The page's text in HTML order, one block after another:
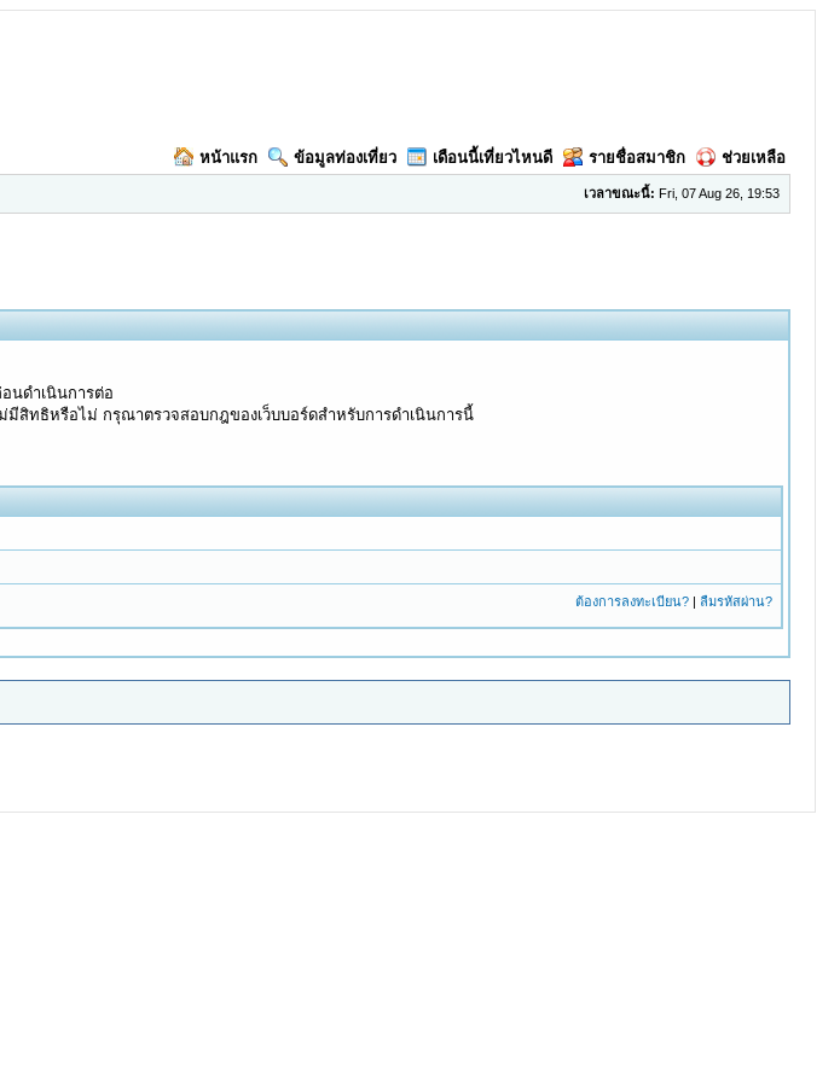
หน้าแรก ข้อมูลท่องเที่ยว เดือนนี้เที่ยวไหนดี รายชื่อสมาชิก ช่วยเหลือ
เวลาขณะนี้: Fri, 07 Aug 26, 19:53
นดำเนินการต่อ
ทธิหรือไม่ กรุณาตรวจสอบกฎของเว็บบอร์ดสำหรับการดำเนินการนี้
ต้องการลงทะเบียน?| ลืมรหัสผ่าน?